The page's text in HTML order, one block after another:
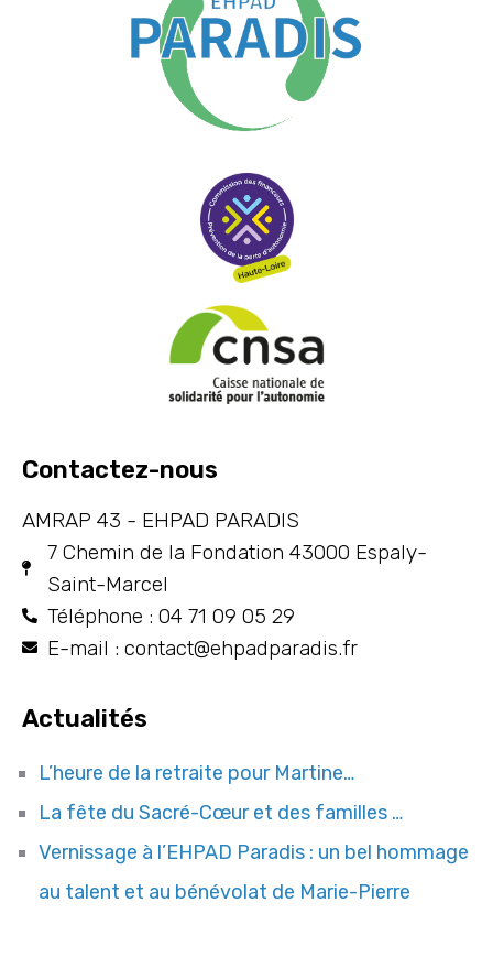
Contactez-nous
AMRAP 43 - EHPAD PARADIS
7 Chemin de la Fondation 43000 Espaly-
Saint-Marcel
Téléphone : 04 71 09 05 29
E-mail : contact@ehpadparadis.fr
Actualités
L’heure de la retraite pour Martine…
La fête du Sacré-Cœur et des familles …
Vernissage à l’EHPAD Paradis : un bel hommage
au talent et au bénévolat de Marie-Pierre